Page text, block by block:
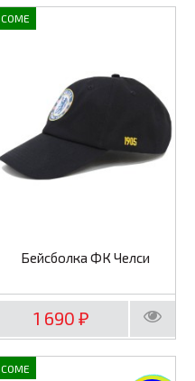
COME
Бейсболка ФК Челси
1 690₽
COME